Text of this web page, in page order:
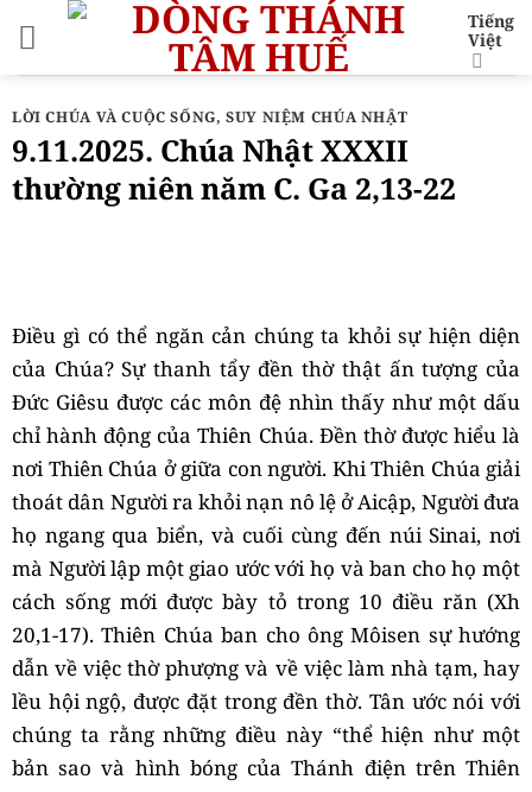
qua
nội
dung
Tiếng
Việt
LỜI CHÚA VÀ CUỘC SỐNG,SUY NIỆM CHÚA NHẬT
9.11.2025. Chúa Nhật XXXII
thường niên năm C. Ga 2,13-22
Điều gì có thể ngăn cản chúng ta khỏi sự hiện diện
của Chúa? Sự thanh tẩy đền thờ thật ấn tượng của
Đức Giêsu được các môn đệ nhìn thấy như một dấu
chỉ hành động của Thiên Chúa. Đền thờ được hiểu là
nơi Thiên Chúa ở giữa con người. Khi Thiên Chúa giải
thoát dân Người ra khỏi nạn nô lệ ở Aicập, Người đưa
họ ngang qua biển, và cuối cùng đến núi Sinai, nơi
mà Người lập một giao ước với họ và ban cho họ một
cách sống mới được bày tỏ trong 10 điều răn (Xh
20,1-17). Thiên Chúa ban cho ông Môisen sự hướng
dẫn về việc thờ phượng và về việc làm nhà tạm, hay
lều hội ngộ, được đặt trong đền thờ. Tân ước nói với
chúng ta rằng những điều này “thể hiện như một
bản sao và hình bóng của Thánh điện trên Thiên